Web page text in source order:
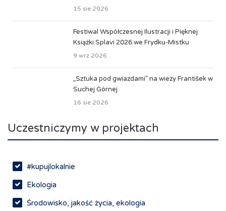
15 sie 2026
Festiwal Współczesnej Ilustracji i Pięknej
Książki Splavi 2026 we Frydku-Mistku
9 wrz 2026
„Sztuka pod gwiazdami” na wieży František w
Suchej Górnej
16 sie 2026
Uczestniczymy w projektach
#kupujlokalnie
Ekologia
Środowisko, jakość życia, ekologia